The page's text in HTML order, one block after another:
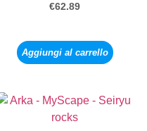
€62.89
Aggiungi al carrello